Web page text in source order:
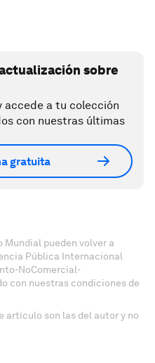
sobre
accede a tu colección
con nuestras últimas
gratuita
pueden volver a
Pública Internacional
NoComercial-
con nuestras condiciones de
artículo son las del autor y no